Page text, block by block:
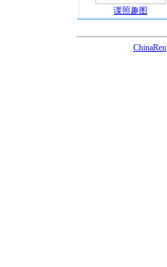
谍照趣图
ChinaRen